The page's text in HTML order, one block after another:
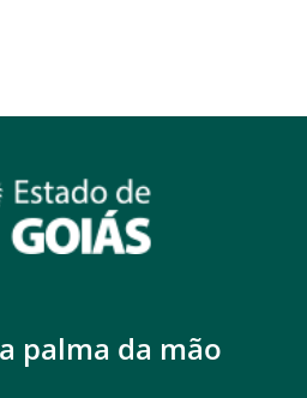
palma da mão